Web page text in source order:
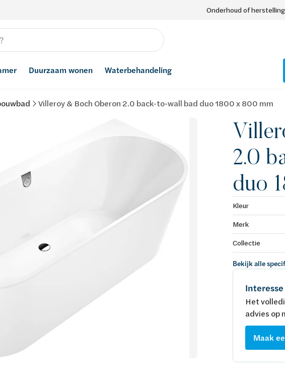
Onderhoud of
Duurzaam wonen Waterbehandeling
Villeroy & Boch Oberon 2.0 back-to-wall bad duo 1800 x 800 mm
2.0
duo
Kleur
Merk
Collectie
Bekijk alle
Het
advies op
Maak